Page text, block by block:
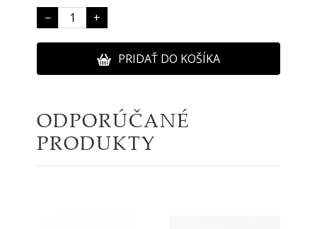
− +
PRIDAŤ DO KOŠÍKA
ODPORÚČANÉ
PRODUKTY